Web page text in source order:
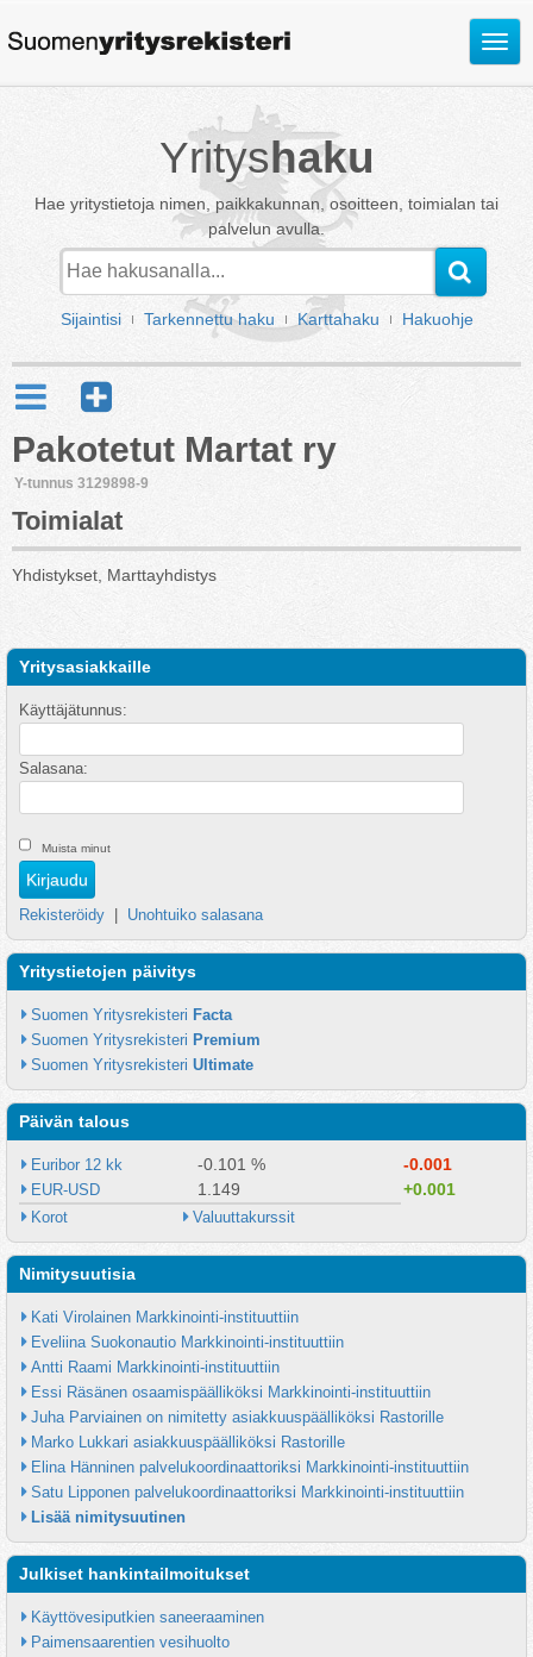
Avaa
Yrityshaku
Hae yritystietoja nimen, paikkakunnan, osoitteen, toimialan tai
palvelun avulla.
Sijaintisi Tarkennettu haku Karttahaku Hakuohje
Pakotetut Martat ry
Y-tunnus 3129898-9
Toimialat
Yhdistykset, Marttayhdistys
Yritysasiakkaille
Käyttäjätunnus:
Salasana:
Muista minut
Rekisteröidy Unohtuiko salasana
Yritystietojen päivitys
Suomen Yritysrekisteri Facta
Suomen Yritysrekisteri Premium
Suomen Yritysrekisteri Ultimate
Päivän talous
Euribor 12 kk -0.101 % -0.001
EUR-USD 1.149 +0.001
Korot Valuuttakurssit
Nimitysuutisia
Kati Virolainen Markkinointi-instituuttiin
Eveliina Suokonautio Markkinointi-instituuttiin
Antti Raami Markkinointi-instituuttiin
Essi Räsänen osaamispäälliköksi Markkinointi-instituuttiin
Juha Parviainen on nimitetty asiakkuuspäälliköksi Rastorille
Marko Lukkari asiakkuuspäälliköksi Rastorille
Elina Hänninen palvelukoordinaattoriksi Markkinointi-instituuttiin
Satu Lipponen palvelukoordinaattoriksi Markkinointi-instituuttiin
Lisää nimitysuutinen
Julkiset hankintailmoitukset
Käyttövesiputkien saneeraaminen
Paimensaarentien vesihuolto